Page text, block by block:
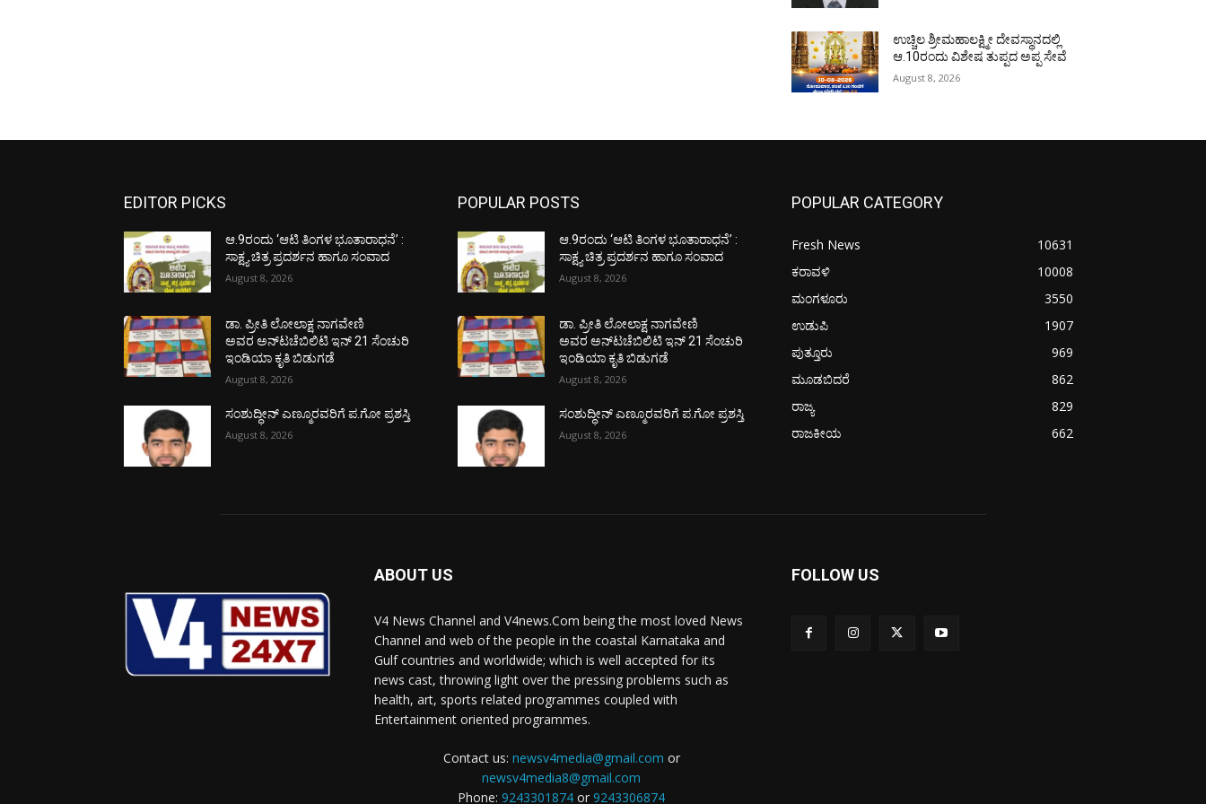
ಉಚ್ಚಿಲ ಶ್ರೀಮಹಾಲಕ್ಷ್ಮೀ ದೇವಸ್ಥಾನದಲ್ಲಿ
ಆ.10ರಂದು ವಿಶೇಷ ತುಪ್ಪದ ಅಪ್ಪ ಸೇವೆ
August 8, 2026
EDITOR PICKS
ಆ.9ರಂದು ‘ಆಟಿ ತಿಂಗಳ ಭೂತಾರಾಧನೆ’ :
ಸಾಕ್ಷ್ಯ ಚಿತ್ರ ಪ್ರದರ್ಶನ ಹಾಗೂ ಸಂವಾದ
August 8, 2026
ಡಾ. ಪ್ರೀತಿ ಲೋಲಾಕ್ಷ ನಾಗವೇಣಿ
ಅವರ ಅನ್‌ಟಚೆಬಿಲಿಟಿ ಇನ್ 21 ಸೆಂಚುರಿ
ಇಂಡಿಯಾ ಕೃತಿ ಬಿಡುಗಡೆ
August 8, 2026
ಸಂಶುದ್ಧೀನ್ ಎಣ್ಮೂರವರಿಗೆ ಪ.ಗೋ ಪ್ರಶಸ್ತಿ
August 8, 2026
POPULAR POSTS
ಆ.9ರಂದು ‘ಆಟಿ ತಿಂಗಳ ಭೂತಾರಾಧನೆ’ :
ಸಾಕ್ಷ್ಯ ಚಿತ್ರ ಪ್ರದರ್ಶನ ಹಾಗೂ ಸಂವಾದ
August 8, 2026
ಡಾ. ಪ್ರೀತಿ ಲೋಲಾಕ್ಷ ನಾಗವೇಣಿ
ಅವರ ಅನ್‌ಟಚೆಬಿಲಿಟಿ ಇನ್ 21 ಸೆಂಚುರಿ
ಇಂಡಿಯಾ ಕೃತಿ ಬಿಡುಗಡೆ
August 8, 2026
ಸಂಶುದ್ಧೀನ್ ಎಣ್ಮೂರವರಿಗೆ ಪ.ಗೋ ಪ್ರಶಸ್ತಿ
August 8, 2026
POPULAR CATEGORY
Fresh News
10631
ಕರಾವಳಿ
10008
ಮಂಗಳೂರು
3550
ಉಡುಪಿ
1907
ಪುತ್ತೂರು
969
ಮೂಡಬಿದರೆ
862
ರಾಜ್ಯ
829
ರಾಜಕೀಯ
662
ABOUT US
V4 News Channel and V4news.Com being the most loved News
Channel and web of the people in the coastal Karnataka and
Gulf countries and worldwide; which is well accepted for its
news cast, throwing light over the pressing problems such as
health, art, sports related programmes coupled with
Entertainment oriented programmes.
Contact us: newsv4media@gmail.com or
newsv4media8@gmail.com
Phone: 9243301874 or 9243306874
FOLLOW US